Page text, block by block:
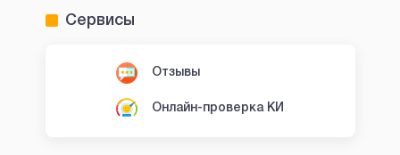
Сервисы
Отзывы
Онлайн-проверка КИ